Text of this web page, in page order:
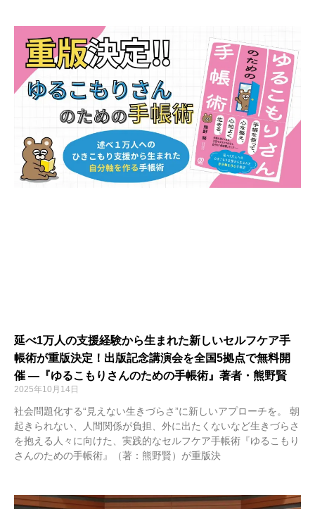
延べ1万人の支援経験から生まれた新しいセルフケア手
帳術が重版決定！出版記念講演会を全国5拠点で無料開
催 ―『ゆるこもりさんのための手帳術』著者・熊野賢
2025年10月14日
社会問題化する“見えない生きづらさ”に新しいアプローチを。 朝
起きられない、人間関係が負担、外に出たくないなど生きづらさ
を抱える人々に向けた、実践的なセルフケア手帳術『ゆるこもり
さんのための手帳術』（著：熊野賢）が重版決